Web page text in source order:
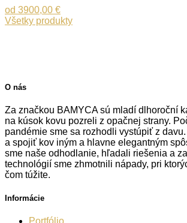
od 3900,00 €
Všetky produkty
O nás
Za značkou BAMYCA sú mladí dlhoroční
na kúsok kovu pozreli z opačnej strany.
pandémie sme sa rozhodli vystúpiť z
a spojiť kov iným a hlavne elegantným
sme naše odhodlanie, hľadali riešenia a
technológií sme zhmotnili nápady, pri
čom túžite.
Informácie